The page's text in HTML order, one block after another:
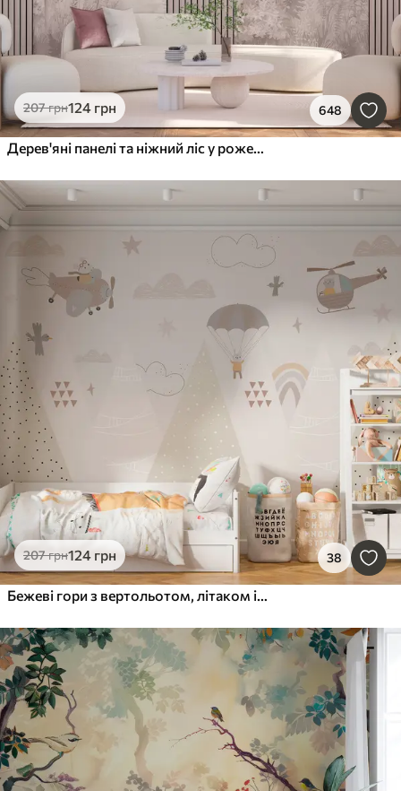
207грн124 грн 648
Дерев'яні панелі та ніжний ліс у рожевих тонах
207грн124 грн 38
Бежеві гори з вертольотом, літаком і тваринами